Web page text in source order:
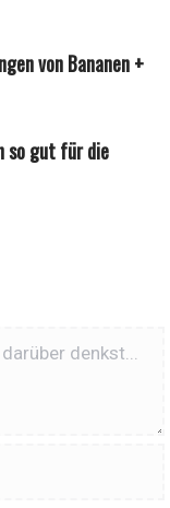
von Bananen +
so gut für die